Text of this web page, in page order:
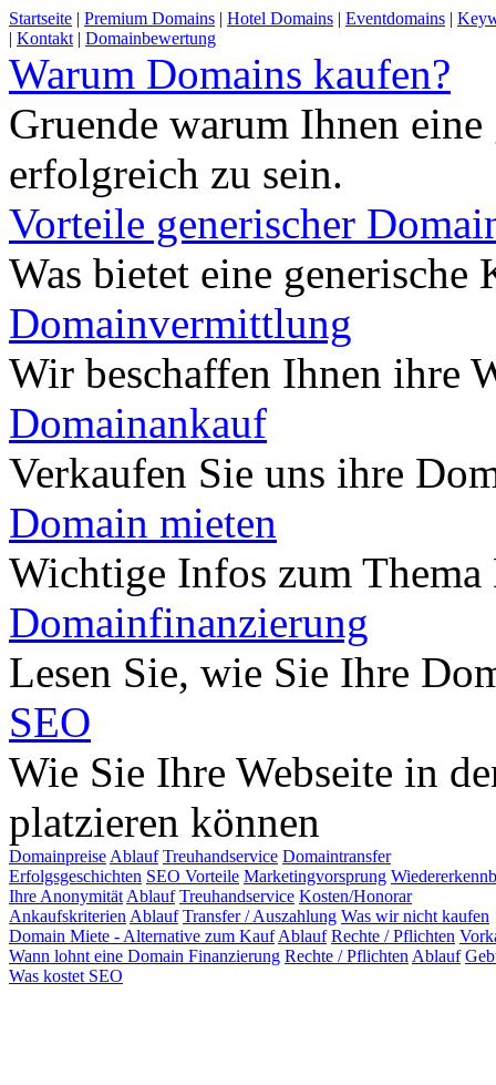
Startseite | Premium Domains | Hotel Domains | Eventdomains |
| Kontakt | Domainbewertung
Warum Domains kaufen?
Gruende warum Ihnen
erfolgreich zu sein.
Vorteile generischer
Was bietet eine
Domainvermittlung
Wir beschaffen Ihnen ihre
Domainankauf
Verkaufen Sie uns ihre
Domain mieten
Wichtige Infos zum
Domainfinanzierung
Lesen Sie, wie Sie Ihre
SEO
Wie Sie Ihre Webseite in
platzieren können
Domainpreise Ablauf Treuhandservice Domaintransfer
Erfolgsgeschichten SEO Vorteile Marketingvorsprung
Ihre Anonymität Ablauf Treuhandservice Kosten/Honorar
Ankaufskriterien Ablauf Transfer / Auszahlung Was wir nicht kaufen
Domain Miete - Alternative zum Kauf Ablauf Rechte / Pflichten
Wann lohnt eine Domain Finanzierung Rechte / Pflichten Ablauf
Was kostet SEO